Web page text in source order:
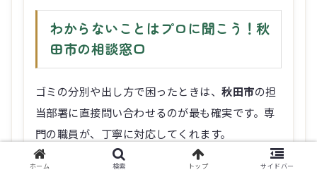
わからないことはプロに聞こう！秋
田市の相談窓口
ゴミの分別や出し方で困ったときは、秋田市の担
当部署に直接問い合わせるのが最も確実です。専
門の職員が、丁寧に対応してくれます。
秋田市環境部 ：ゴミの分別や収集に関す
ホーム 検索 トップ サイドバー